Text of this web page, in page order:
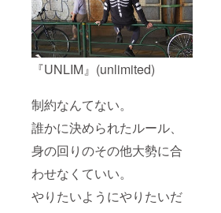
『UNLIM』(unlimited)
制約なんてない。
誰かに決められたルール、
身の回りのその他大勢に合
わせなくていい。
やりたいようにやりたいだ